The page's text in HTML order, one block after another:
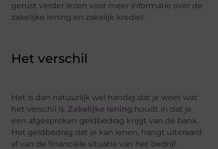
gerust verder lezen voor meer informatie over de
zakelijke lening en zakelijk krediet.
Het verschil
Het is dan natuurlijk wel handig dat je weet wat
het verschil is. Zakelijke lening houdt in dat je
een afgesproken geldbedrag krijgt van de bank.
Het geldbedrag dat je kan lenen, hangt uiteraard
af van de financiële situatie van het bedrijf.